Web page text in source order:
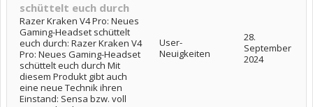
schüttelt euch durch
Razer Kraken V4 Pro: Neues
Gaming-Headset schüttelt
euch durch: Razer Kraken V4
Pro: Neues Gaming-Headset
schüttelt euch durch Mit
diesem Produkt gibt auch
eine neue Technik ihren
Einstand: Sensa bzw. voll
User-
Neuigkeiten
28.
September
2024